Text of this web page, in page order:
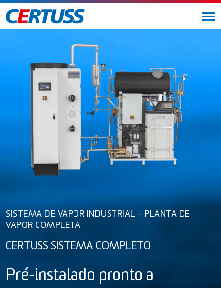
SISTEMA DE VAPOR INDUSTRIAL – PLANTA DE
VAPOR COMPLETA
CERTUSS SISTEMA COMPLETO
Pré-instalado pronto a